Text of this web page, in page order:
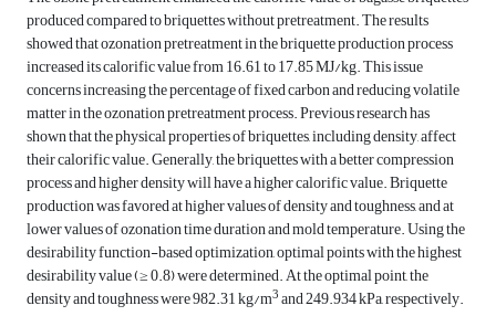
produced compared to briquettes without pretreatment. The results
showed that ozonation pretreatment in the briquette production process
increased its calorific value from 16.61 to 17.85 MJ/kg. This issue
concerns increasing the percentage of fixed carbon and reducing volatile
matter in the ozonation pretreatment process. Previous research has
shown that the physical properties of briquettes, including density, affect
their calorific value. Generally, the briquettes with a better compression
process and higher density will have a higher calorific value. Briquette
production was favored at higher values of density and toughness, and at
lower values of ozonation time duration and mold temperature. Using the
desirability function-based optimization, optimal points with the highest
desirability value (≥ 0.8) were determined. At the optimal point, the
density and toughness were 982.31 kg/m3and 249.934 kPa, respectively.